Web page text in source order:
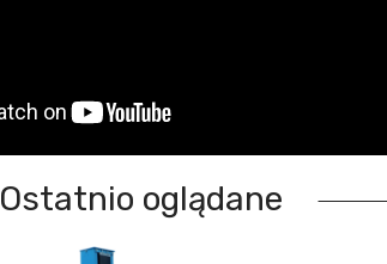
Ostatnio oglądane